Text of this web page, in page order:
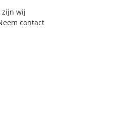
zijn wij
contact